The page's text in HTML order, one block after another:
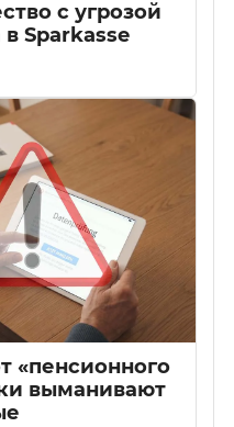
с угрозой
Sparkasse
«пенсионного
выманивают